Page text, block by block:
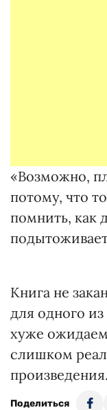
«Возможно,
потому, что
помнить, как
Книга не
для одного
хуже
слишком
произведения.
Поделиться